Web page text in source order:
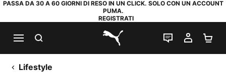
PASSA DA 30 A 60 GIORNI DI RESO IN UN CLICK. SOLO CON UN ACCOUNT
PUMA.
REGISTRATI
PUMA.com
CHAT IL MIO
Lifestyle